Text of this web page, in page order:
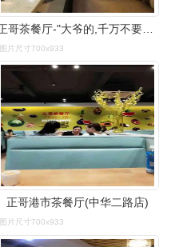
图片尺寸700x933
正哥港市茶餐厅(中华二路店)
图片尺寸700x933